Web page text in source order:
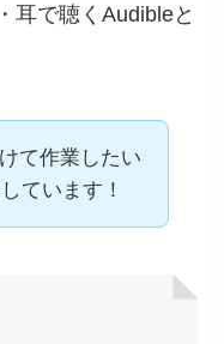
耳で聴くAudibleと
て作業したい
ています！